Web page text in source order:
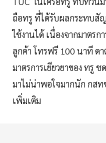
ถือทรู ที่ได้รับผลกระทบสั
ใช้งานได้ เนื่องจากมาตรก
ลูกค้า โทรฟรี 100 นาที ดา
มาตรการเยียวยาของ ทรู
มาไม่น่าพอใจมากนัก กสท
เพิ่มเติม